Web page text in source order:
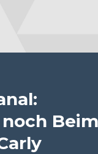
Beim